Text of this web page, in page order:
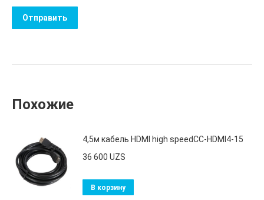
Похожие
4,5м кабель HDMI high speedCC-HDMI4-15
36 600 UZS
В корзину